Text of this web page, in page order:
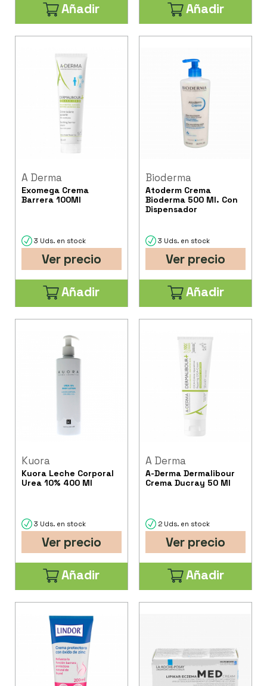
Añadir Añadir
A Derma
Exomega Crema
Barrera 100Ml
3 Uds. en stock
Ver precio
Añadir
Bioderma
Atoderm Crema
Bioderma 500 Ml. Con
Dispensador
3 Uds. en stock
Ver precio
Añadir
Kuora
Kuora Leche Corporal
Urea 10% 400 Ml
3 Uds. en stock
Ver precio
Añadir
A Derma
A-Derma Dermalibour
Crema Ducray 50 Ml
2 Uds. en stock
Ver precio
Añadir